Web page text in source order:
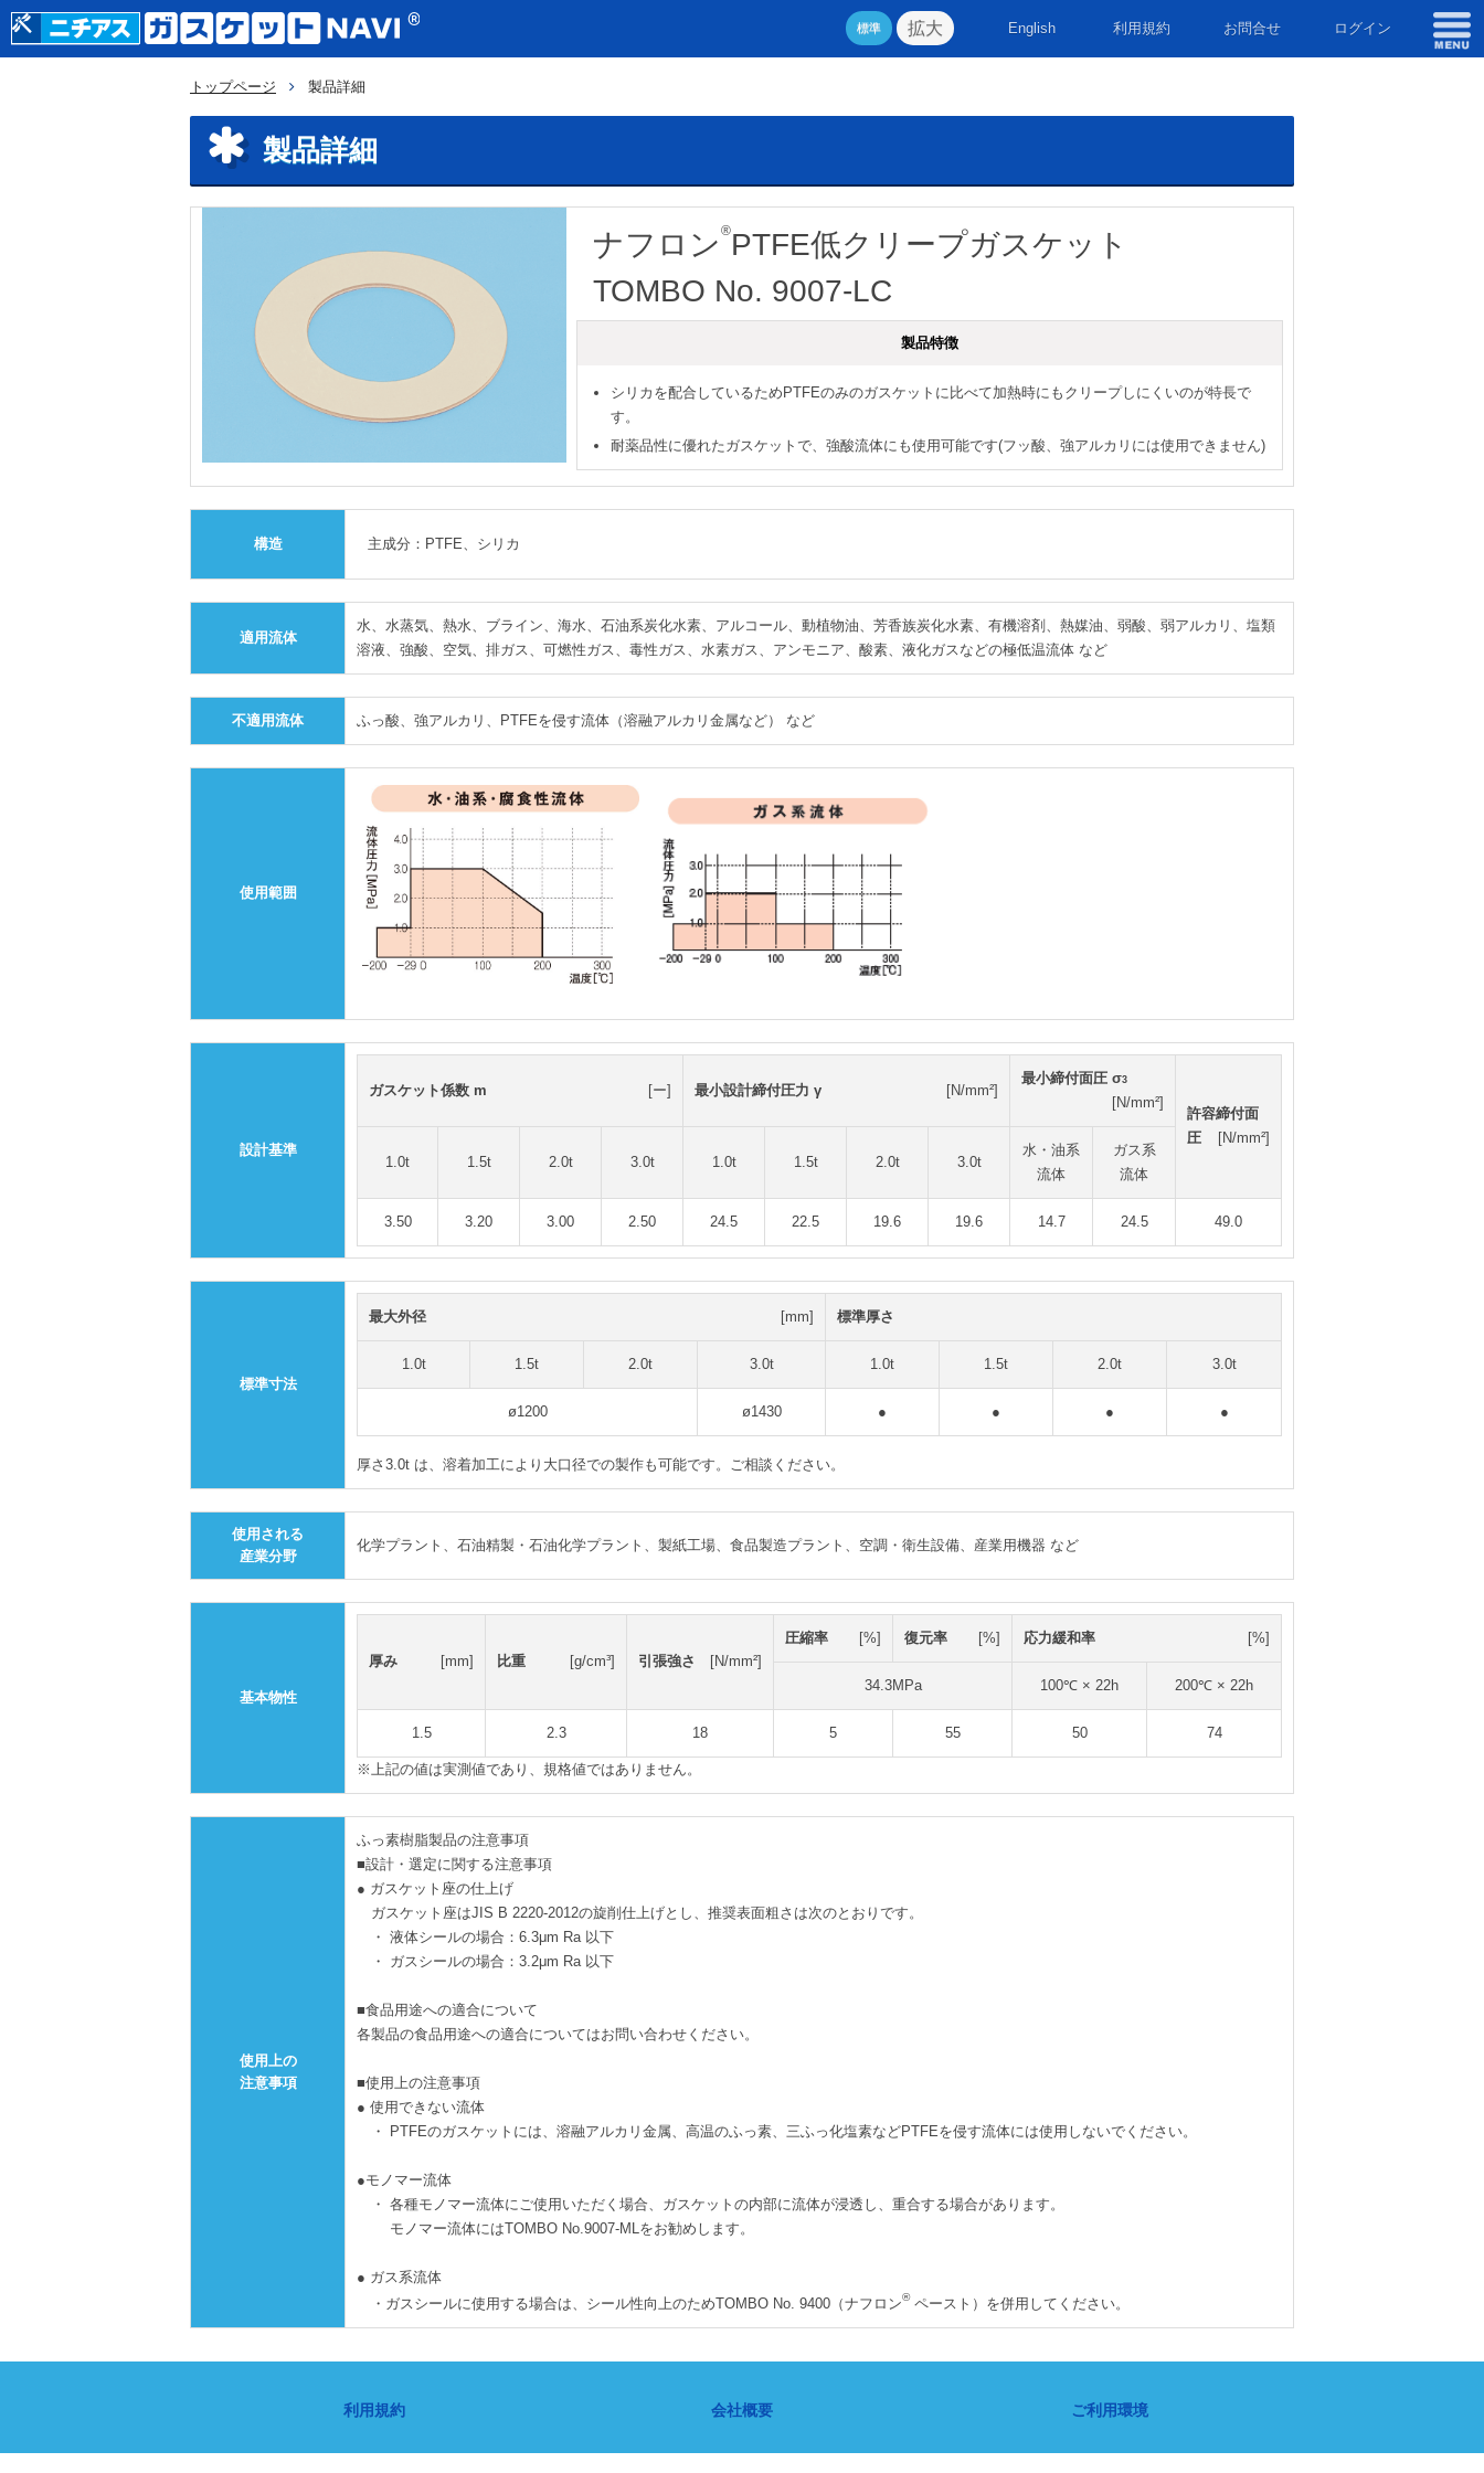
標準 拡大 English 利用規約 お問合せ ログイン
トップページ 製品詳細
製品詳細
ナフロン ®PTFE低クリープガスケット
TOMBO No. 9007-LC
製品特徴
シリカを配合しているためPTFEのみのガスケットに比べて加熱時にもクリープしにくいのが特長で
す。
耐薬品性に優れたガスケットで、強酸流体にも使用可能です(フッ酸、強アルカリには使用できません)
構造 主成分：PTFE、シリカ
適用流体
水、水蒸気、熱水、ブライン、海水、石油系炭化水素、アルコール、動植物油、芳香族炭化水素、有機溶剤、熱媒油、弱酸、弱アルカリ、塩類
溶液、強酸、空気、排ガス、可燃性ガス、毒性ガス、水素ガス、アンモニア、酸素、液化ガスなどの極低温流体 など
不適用流体 ふっ酸、強アルカリ、PTFEを侵す流体（溶融アルカリ金属など） など
使用範囲
設計基準
ガスケット係数 m [ー] 最小設計締付圧力 γ [N/mm²]
最小締付面圧 σ3
[N/mm²]
許容締付面
圧
[N/mm²]
1.0t
1.5t 2.0t 3.0t 1.0t 1.5t 2.0t 3.0t
水・油系
流体
ガス系
流体
3.50 3.20 3.00 2.50 24.5 22.5 19.6 19.6 14.7 24.5 49.0
標準寸法
最大外径 [mm] 標準厚さ
1.0t 1.5t 2.0t 3.0t 1.0t 1.5t 2.0t 3.0t
ø1200 ø1430 ● ● ● ●
厚さ3.0t は、溶着加工により大口径での製作も可能です。ご相談ください。
使用される
産業分野
化学プラント、石油精製・石油化学プラント、製紙工場、食品製造プラント、空調・衛生設備、産業用機器 など
基本物性
厚み [mm] 比重 [g/cm³] 引張強さ [N/mm²]
圧縮率 [%] 復元率 [%] 応力緩和率 [%]
34.3MPa 100℃ × 22h 200℃ × 22h
1.5 2.3 18 5 55 50 74
※上記の値は実測値であり、規格値ではありません。
使用上の
注意事項
ふっ素樹脂製品の注意事項
■設計・選定に関する注意事項
● ガスケット座の仕上げ
ガスケット座はJIS B 2220-2012の旋削仕上げとし、推奨表面粗さは次のとおりです。
・ 液体シールの場合：6.3μm Ra 以下
・ ガスシールの場合：3.2μm Ra 以下
■食品用途への適合について
各製品の食品用途への適合についてはお問い合わせください。
■使用上の注意事項
● 使用できない流体
・ PTFEのガスケットには、溶融アルカリ金属、高温のふっ素、三ふっ化塩素などPTFEを侵す流体には使用しないでください。
●モノマー流体
・ 各種モノマー流体にご使用いただく場合、ガスケットの内部に流体が浸透し、重合する場合があります。
モノマー流体にはTOMBO No.9007-MLをお勧めします。
● ガス系流体
・ガスシールに使用する場合は、シール性向上のためTOMBO No. 9400（ナフロン® ペースト）を併用してください。
利用規約 会社概要 ご利用環境